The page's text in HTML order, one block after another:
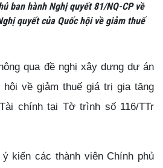
ban hành Nghị quyết 81/NQ-CP về
quyết của Quốc hội về giảm thuế
qua đề nghị xây dựng dự án
hội về giảm thuế giá trị gia tăng
chính tại Tờ trình số 116/TTr
kiến các thành viên Chính phủ